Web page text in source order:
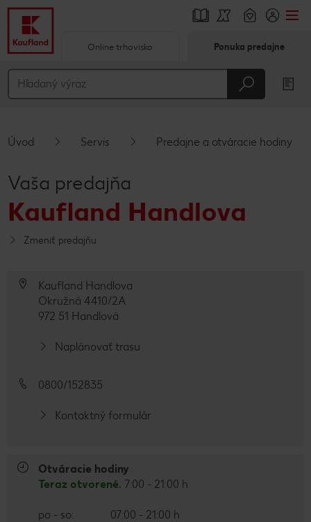
Hlavný obsah
Online trhovisko Ponuka predajne
Úvod Servis Predajne a otváracie hodiny
Vaša predajňa
Kaufland Handlova
Zmeniť predajňu
Kaufland Handlova
Okružná 4410/2A
972 51 Handlová
Naplánovať trasu
0800/152835
Kontaktný formulár
Otváracie hodiny
Teraz otvorené. 7:00 - 21:00 h
po - so:
07:00 - 21:00 h